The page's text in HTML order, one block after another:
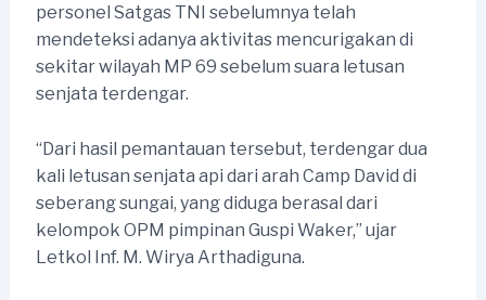
personel Satgas TNI sebelumnya telah
mendeteksi adanya aktivitas mencurigakan di
sekitar wilayah MP 69 sebelum suara letusan
senjata terdengar.
“Dari hasil pemantauan tersebut, terdengar dua
kali letusan senjata api dari arah Camp David di
seberang sungai, yang diduga berasal dari
kelompok OPM pimpinan Guspi Waker,” ujar
Letkol Inf. M. Wirya Arthadiguna.